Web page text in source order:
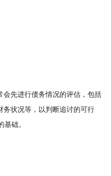
先进行债务情况的评估，包括
务状况等，以判断追讨的可行
础。